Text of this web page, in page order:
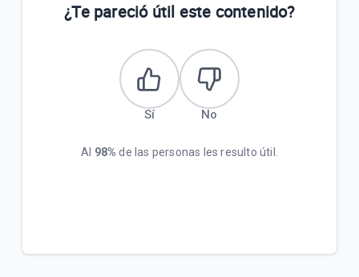
¿Te pareció útil este contenido?
Sí No
Al 98% de las personas les resulto útil.